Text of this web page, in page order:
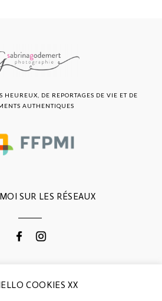
SUR LES RÉSEAUX
HEUREUX, DE REPORTAGES DE VIE ET DE
AUTHENTIQUES
MOI
COOKIES XX